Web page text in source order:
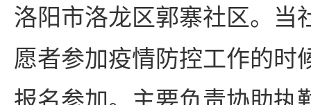
洛阳市洛龙区郭寨社区。当
愿者参加疫情防控工作的时